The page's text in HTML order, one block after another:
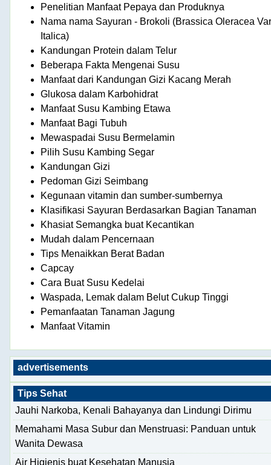
Penelitian Manfaat Pepaya dan Produknya
Nama nama Sayuran - Brokoli (Brassica Oleracea Var
Italica)
Kandungan Protein dalam Telur
Beberapa Fakta Mengenai Susu
Manfaat dari Kandungan Gizi Kacang Merah
Glukosa dalam Karbohidrat
Manfaat Susu Kambing Etawa
Manfaat Bagi Tubuh
Mewaspadai Susu Bermelamin
Pilih Susu Kambing Segar
Kandungan Gizi
Pedoman Gizi Seimbang
Kegunaan vitamin dan sumber-sumbernya
Klasifikasi Sayuran Berdasarkan Bagian Tanaman
Khasiat Semangka buat Kecantikan
Mudah dalam Pencernaan
Tips Menaikkan Berat Badan
Capcay
Cara Buat Susu Kedelai
Waspada, Lemak dalam Belut Cukup Tinggi
Pemanfaatan Tanaman Jagung
Manfaat Vitamin
advertisements
Tips Sehat
Jauhi Narkoba, Kenali Bahayanya dan Lindungi Dirimu
Memahami Masa Subur dan Menstruasi: Panduan untuk
Wanita Dewasa
Air Higienis buat Kesehatan Manusia